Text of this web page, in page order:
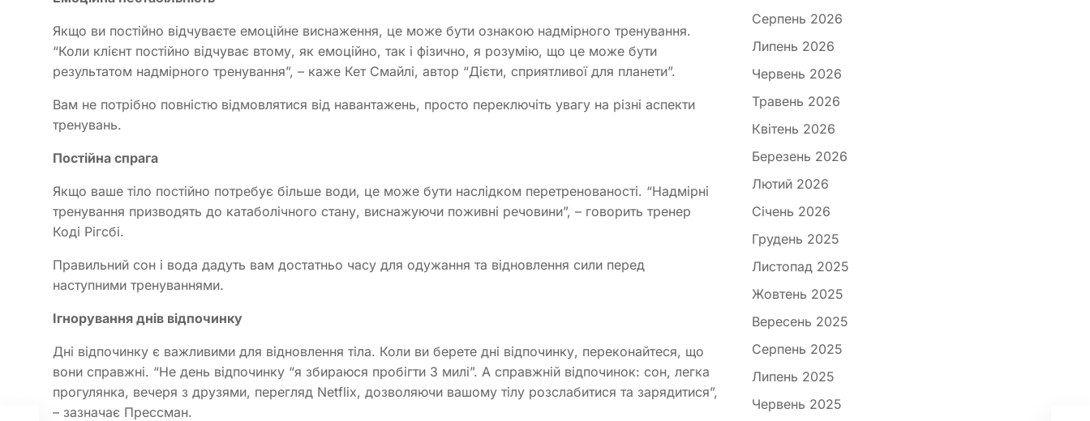
Якщо ви постійно відчуваєте емоційне виснаження, це може бути ознакою надмірного тренування.
“Коли клієнт постійно відчуває втому, як емоційно, так і фізично, я розумію, що це може бути
результатом надмірного тренування”, – каже Кет Смайлі, автор “Дієти, сприятливої для планети”.
Вам не потрібно повністю відмовлятися від навантажень, просто переключіть увагу на різні аспекти
тренувань.
Постійна спрага
Якщо ваше тіло постійно потребує більше води, це може бути наслідком перетренованості. “Надмірні
тренування призводять до катаболічного стану, виснажуючи поживні речовини”, – говорить тренер
Коді Рігсбі.
Правильний сон і вода дадуть вам достатньо часу для одужання та відновлення сили перед
наступними тренуваннями.
Ігнорування днів відпочинку
Дні відпочинку є важливими для відновлення тіла. Коли ви берете дні відпочинку, переконайтеся, що
вони справжні. “Не день відпочинку “я збираюся пробігти 3 милі”. А справжній відпочинок: сон, легка
прогулянка, вечеря з друзями, перегляд Netflix, дозволяючи вашому тілу розслабитися та зарядитися”,
– зазначає Прессман.
Серпень 2026
Липень 2026
Червень 2026
Травень 2026
Квітень 2026
Березень 2026
Лютий 2026
Січень 2026
Грудень 2025
Листопад 2025
Жовтень 2025
Вересень 2025
Серпень 2025
Липень 2025
Червень 2025